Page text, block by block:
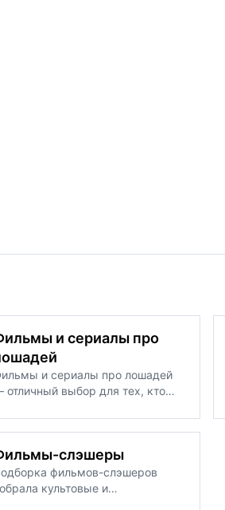
и сериалы про
и сериалы про лошадей
отличный выбор для тех, кто
силе характера. На этой
картин про конный спорт,
диких мустангов и жизнь
ранчо: от семейных драм до
слэшеры
фильмов-слэшеров
культовые и